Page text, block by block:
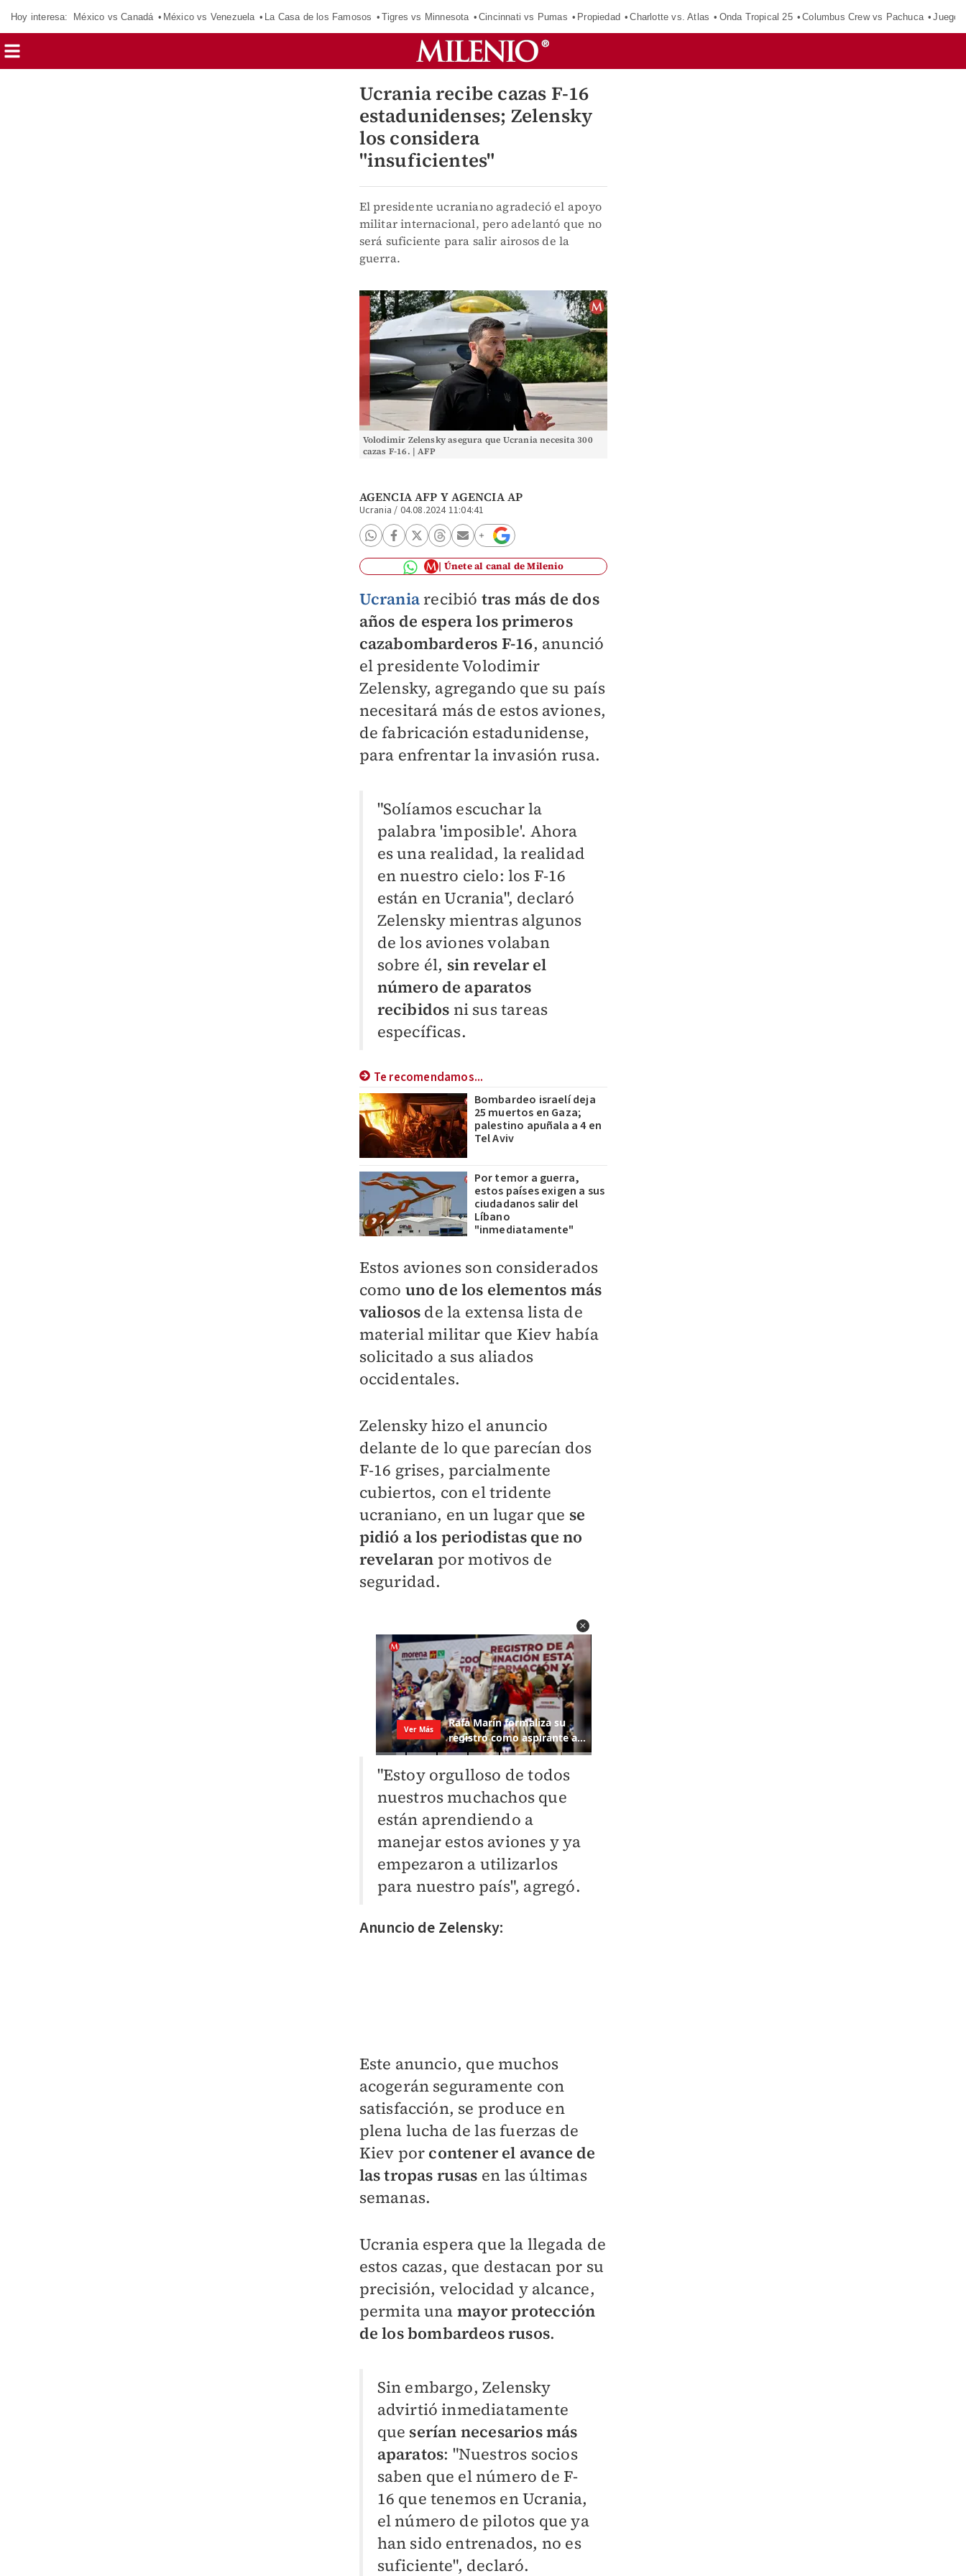
Hoy interesa: México vs Canadá México vs Venezuela La Casa de los Famosos Tigres vs Minnesota Cincinnati vs Pumas Propiedad Charlotte vs. Atlas Onda Tropical 25 Columbus Crew vs Pachuca
Ucrania recibe cazas F-16
estadunidenses; Zelensky
los considera
"insuficientes"
El presidente ucraniano agradeció el apoyo
militar internacional, pero adelantó que no
será suficiente para salir airosos de la
guerra.
Volodimir Zelensky asegura que Ucrania necesita 300
cazas F-16. | AFP
AGENCIA AFP YAGENCIA AP
Ucrania / 04.08.2024 11:04:41
Únete al canal de Milenio
Ucraniarecibió tras más de dos
años de espera los primeros
cazabombarderos F-16, anunció
el presidente Volodimir
Zelensky, agregando que su país
necesitará más de estos aviones,
de fabricación estadunidense,
para enfrentar la invasión rusa.
"Solíamos escuchar la
palabra 'imposible'. Ahora
es una realidad, la realidad
en nuestro cielo: los F-16
están en Ucrania", declaró
Zelensky mientras algunos
de los aviones volaban
sobre él, sin revelar el
número de aparatos
recibidos ni sus tareas
específicas.
Te recomendamos...
Bombardeo israelí deja
25 muertos en Gaza;
palestino apuñala a 4 en
Tel Aviv
Por temor a guerra,
estos países exigen a sus
ciudadanos salir del
Líbano
"inmediatamente"
Estos aviones son considerados
como uno de los elementos más
valiosos de la extensa lista de
material militar que Kiev había
solicitado a sus aliados
occidentales.
Zelensky hizo el anuncio
delante de lo que parecían dos
F-16 grises, parcialmente
cubiertos, con el tridente
ucraniano, en un lugar que se
pidió a los periodistas que no
revelaran por motivos de
seguridad.
"Estoy orgulloso de todos
nuestros muchachos que
están aprendiendo a
manejar estos aviones y ya
empezaron a utilizarlos
para nuestro país", agregó.
Anuncio de Zelensky:
Este anuncio, que muchos
acogerán seguramente con
satisfacción, se produce en
plena lucha de las fuerzas de
Kiev por contener el avance de
las tropas rusas en las últimas
semanas.
Ucrania espera que la llegada de
estos cazas, que destacan por su
precisión, velocidad y alcance,
permita una mayor protección
de los bombardeos rusos.
Sin embargo, Zelensky
advirtió inmediatamente
que serían necesarios más
aparatos: "Nuestros socios
saben que el número de F-
16 que tenemos en Ucrania,
el número de pilotos que ya
han sido entrenados, no es
suficiente", declaró.